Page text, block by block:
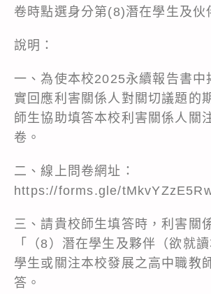
卷時點選身分第(8)潛在學生及伙
說明：
一、為使本校2025永續報告書中
實回應利害關係人對關切議題的
師生協助填答本校利害關係人關
卷。
二、線上問卷網址：
https://forms.gle/
三、請貴校師生填答時，利害關
「（8）潛在學生及夥伴（欲就
學生或關注本校發展之高中職教
答。